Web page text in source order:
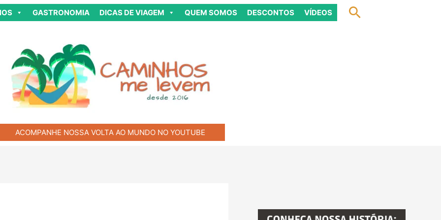
GASTRONOMIA DICAS DE VIAGEM QUEM SOMOS DESCONTOS VÍDEOS Pesquisar
ACOMPANHE NOSSA VOLTA AO MUNDO NO YOUTUBE